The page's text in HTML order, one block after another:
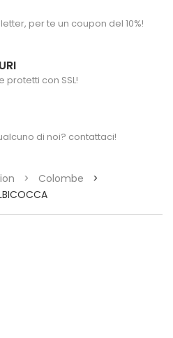
per te un coupon del 10%!
protetti con SSL!
di noi? contattaci!
> Colombe
>